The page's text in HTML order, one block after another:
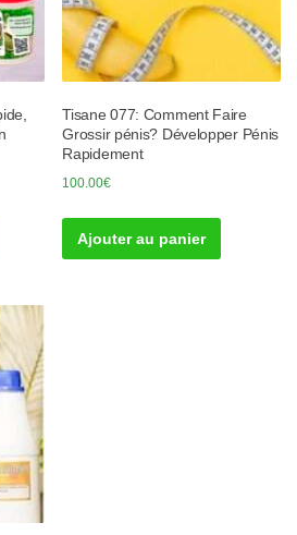
Tisane 077: Comment Faire
Grossir pénis? Développer Pénis
Rapidement
100.00€
Ajouter au panier